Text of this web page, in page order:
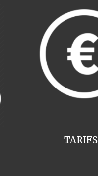
TARIFS